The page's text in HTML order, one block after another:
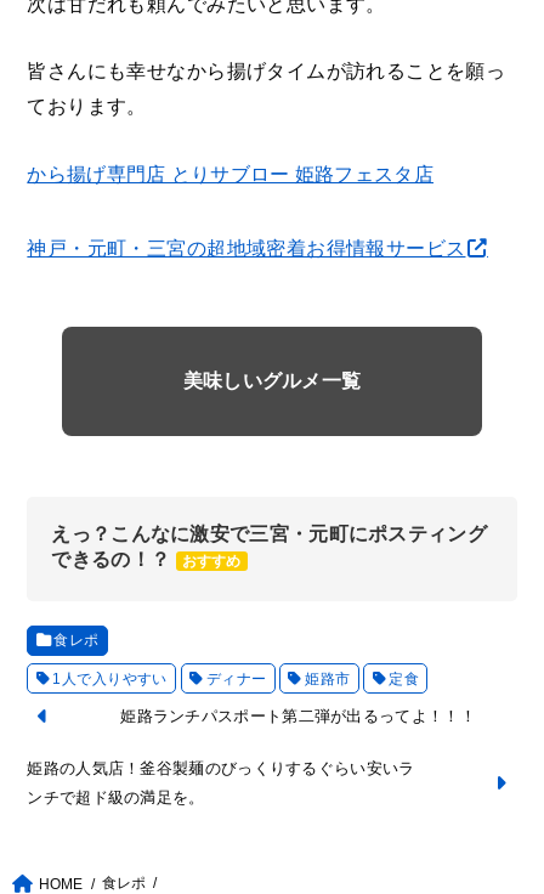
皆さんにも幸せなから揚げタイムが訪れることを願っ
ております。
から揚げ専門店 とりサブロー 姫路フェスタ店
神戸・元町・三宮の超地域密着お得情報サービス
美味しいグルメ一覧
えっ？こんなに激安で三宮・元町にポスティング
できるの！？
おすすめ
食レポ
1人で入りやすい ディナー 姫路市 定食
姫路ランチパスポート第二弾が出るってよ！！！
姫路の人気店！釜谷製麺のびっくりするぐらい安いラ
ンチで超ド級の満足を。
HOME 食レポ